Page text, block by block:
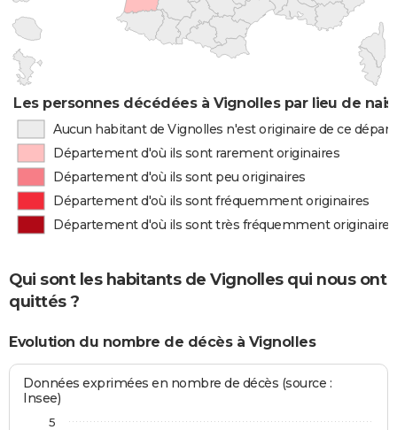
Les personnes décédées à Vignolles par lieu de
Aucun habitant de Vignolles n'est originaire de ce
Département d'où ils sont rarement originaires
Département d'où ils sont peu originaires
Département d'où ils sont fréquemment originaires
Département d'où ils sont très fréquemment originaires
Qui sont les habitants de Vignolles qui nous ont
quittés ?
Evolution du nombre de décès à Vignolles
Données exprimées en nombre de décès (source :
Insee)
5